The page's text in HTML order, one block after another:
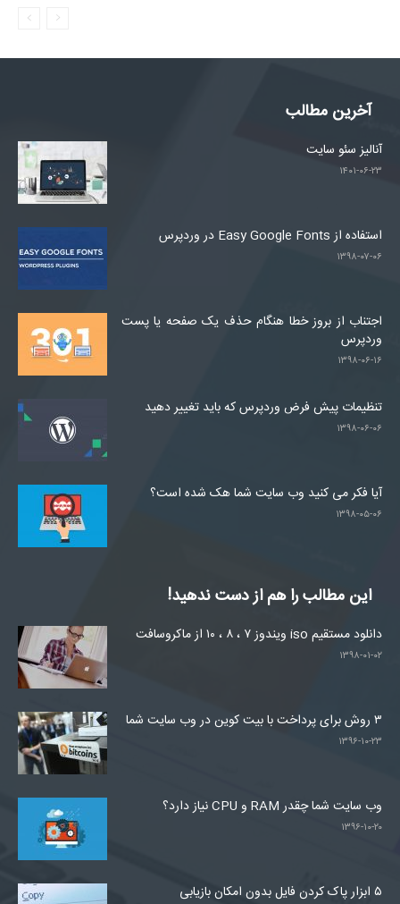
آخرین مطالب
آنالیز سئو سایت
۱۴۰۱-۰۶-۲۳
استفاده از Easy Google Fonts در وردپرس
۱۳۹۸-۰۷-۰۶
اجتناب از بروز خطا هنگام حذف یک صفحه یا پست
وردپرس
۱۳۹۸-۰۶-۱۶
تنظیمات پیش فرض وردپرس که باید تغییر دهید
۱۳۹۸-۰۶-۰۶
آیا فکر می کنید وب سایت شما هک شده است؟
۱۳۹۸-۰۵-۰۶
این مطالب را هم از دست ندهید!
دانلود مستقیم iso ویندوز ۷ ، ۸ ، ۱۰ از ماکروسافت
۱۳۹۸-۰۱-۰۲
۳ روش برای پرداخت با بیت کوین در وب سایت شما
۱۳۹۶-۱۰-۲۳
وب سایت شما چقدر RAM و CPU نیاز دارد؟
۱۳۹۶-۱۰-۲۰
۵ ابزار پاک کردن فایل بدون امکان بازیابی